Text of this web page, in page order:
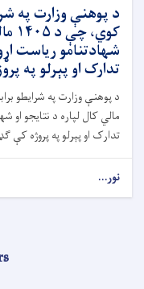
د پوهنې وزارت په
تدارک او پېرلو په
تدارک او پېرلو په پروژه کې
نور...